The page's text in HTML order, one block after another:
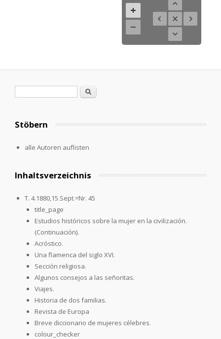
Suche
Stöbern
alle Autoren auflisten
Inhaltsverzeichnis
T. 4.1880,15.Sept.=Nr. 45
title_page
Estudios históricos sobre la mujer en la civilización.
(Continuación).
Acróstico.
Una flamenca del siglo XVI.
Sección religiosa.
Algunos consejos a las señoritas.
Viajes.
Historia de dos familias.
Revista de Europa
Breve diccionario de mujeres célebres.
colour_checker